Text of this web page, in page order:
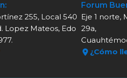
255, Local 540
Lopez Mateos, Edo
Forum
Eje 1 norte,
29a,
¿Cómo